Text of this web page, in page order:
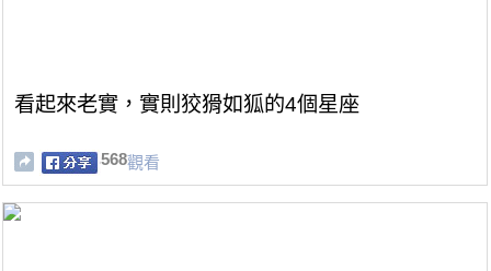
看起來老實，實則狡猾如狐的4個星座
568觀看